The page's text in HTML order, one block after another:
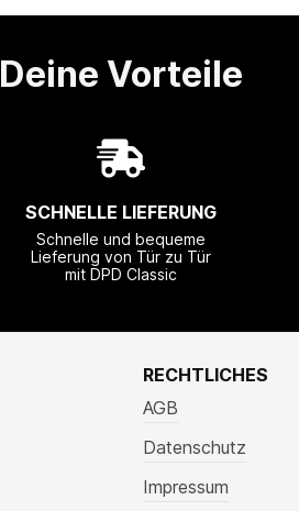
Deine Vorteile
SCHNELLE LIEFERUNG
Schnelle und bequeme
Lieferung von Tür zu Tür
mit DPD Classic
RECHTLICHES
AGB
Datenschutz
Impressum